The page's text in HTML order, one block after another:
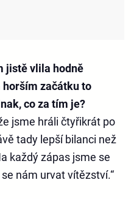
jistě vlila hodně
horším začátku to
co za tím je?
jsme hráli čtyřikrát po
tady lepší bilanci než
každý zápas jsme se
nám urvat vítězství.“